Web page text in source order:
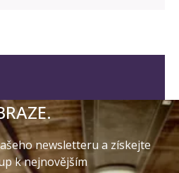
newsletteru a získejte
k nejnovějším